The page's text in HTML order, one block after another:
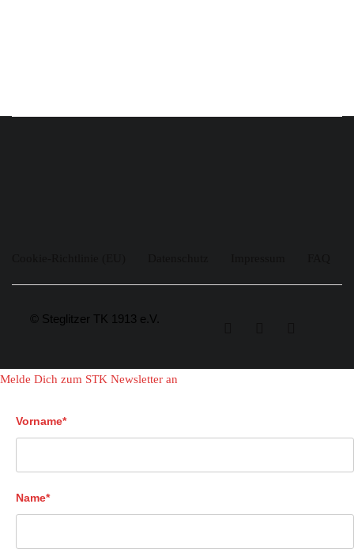
© Steglitzer TK 1913 e.V.
Melde Dich zum STK Newsletter an
Vorname*
Name*